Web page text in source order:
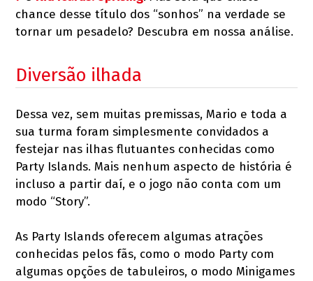
chance desse título dos “sonhos” na verdade se
tornar um pesadelo? Descubra em nossa análise.
Diversão ilhada
Dessa vez, sem muitas premissas, Mario e toda a
sua turma foram simplesmente convidados a
festejar nas ilhas flutuantes conhecidas como
Party Islands. Mais nenhum aspecto de história é
incluso a partir daí, e o jogo não conta com um
modo “Story”.
As Party Islands oferecem algumas atrações
conhecidas pelos fãs, como o modo Party com
algumas opções de tabuleiros, o modo Minigames